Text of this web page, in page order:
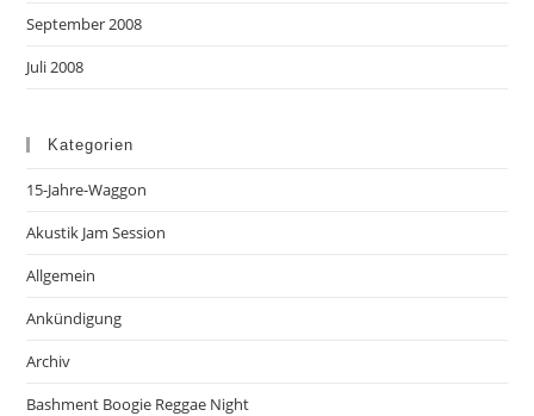
September 2008
Juli 2008
Kategorien
15-Jahre-Waggon
Akustik Jam Session
Allgemein
Ankündigung
Archiv
Bashment Boogie Reggae Night